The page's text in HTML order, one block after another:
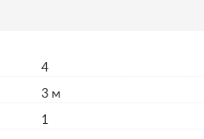
4
3 м
1